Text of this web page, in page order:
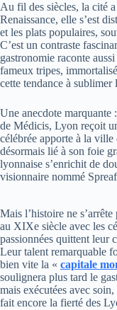
Au fil des siècles, la cité
Renaissance, elle s’est
et les plats populaires,
C’est un contraste
gastronomie raconte
fameux tripes,
cette tendance à sublimer
Une anecdote
de Médicis, Lyon reçoit
célébrée apporte à la
désormais lié à son foie
lyonnaise s’enrichit de
visionnaire nommé
Mais l’histoire ne
au XIXe siècle avec les
passionnées quittent leur
Leur talent remarquable
bien vite la « capitale
soulignera plus tard le
mais exécutées avec
fait encore la fierté des